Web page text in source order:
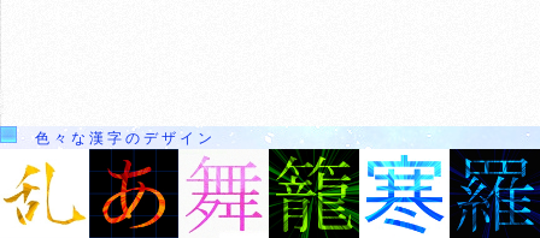
色々な漢字のデザイン